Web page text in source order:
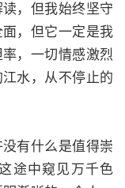
，但我始终坚守
，但它一定是我
，一切情感激烈
水，从不停止的
有什么是值得崇
途中窥见万千色